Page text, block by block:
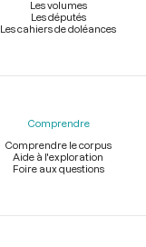
Les volumes
Les députés
Les cahiers de doléances
Comprendre
Comprendre le corpus
Aide à l'exploration
Foire aux questions